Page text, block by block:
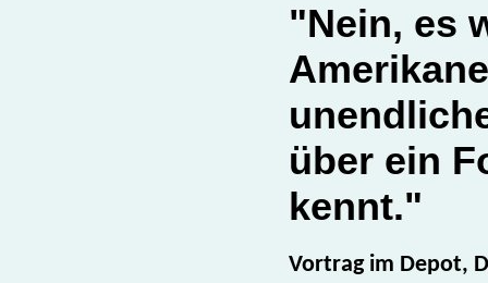
"Nein, es
über ein
kennt."
Vortrag im Depot,